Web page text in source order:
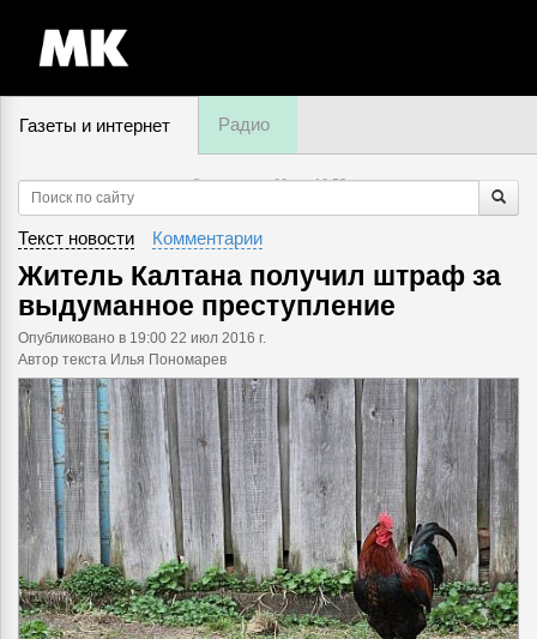
Газеты и интернет Радио
8 августа, суббота,19:53
Текст новости Комментарии
Житель Калтана получил штраф за
выдуманное преступление
Опубликовано в 19:00 22 июл 2016 г.
Автор текста Илья Пономарев